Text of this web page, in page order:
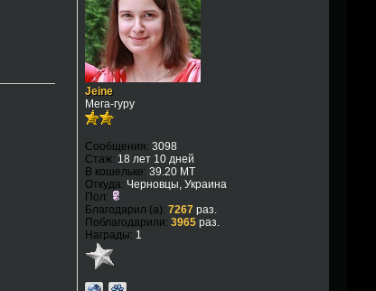
Jeine
Мега-гуру
Сообщения: 3098
Стаж: 18 лет 10 дней
В кошельке: 39.20 MT
Откуда: Черновцы, Украина
Пол:
Благодарил (а): 7267раз.
Поблагодарили: 3965раз.
Награды: 1